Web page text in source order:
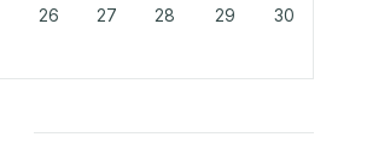
26 27 28 29 30